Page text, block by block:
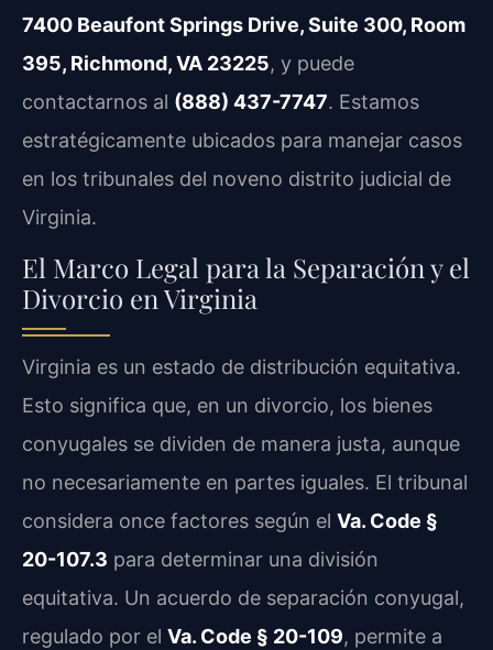
7400 Beaufont Springs Drive, Suite 300, Room
395, Richmond, VA 23225, y puede
contactarnos al (888) 437-7747. Estamos
estratégicamente ubicados para manejar casos
en los tribunales del noveno distrito judicial de
Virginia.
El Marco Legal para la Separación y el
Divorcio en Virginia
Virginia es un estado de distribución equitativa.
Esto significa que, en un divorcio, los bienes
conyugales se dividen de manera justa, aunque
no necesariamente en partes iguales. El tribunal
considera once factores según el Va. Code §
20-107.3 para determinar una división
equitativa. Un acuerdo de separación conyugal,
regulado por el Va. Code § 20-109, permite a